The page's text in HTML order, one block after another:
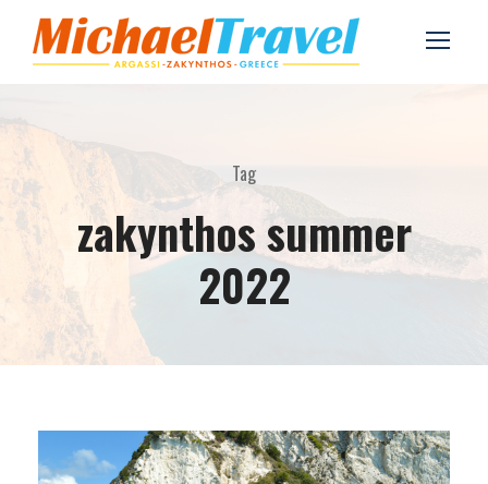
Tag
zakynthos summer
2022